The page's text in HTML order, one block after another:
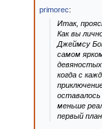
primorec:
Итак,
Как вы
Джеймсу
самом
девяностых
когда с
меньше
первый